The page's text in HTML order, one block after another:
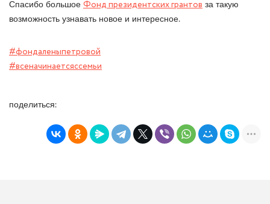
Спасибо большое Фонд президентских грантов за такую
возможность узнавать новое и интересное.
#фондаленыпетровой
#всеначинаетсяссемьи
поделиться: